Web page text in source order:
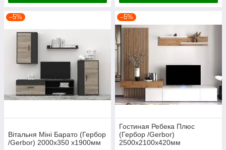
–5%
Вітальня Міні Барато (Гербор
/Gerbor) 2000х350 х1900мм
–5%
Гостиная Ребека Плюс
(Гербор /Gerbor)
2500х2100х420мм